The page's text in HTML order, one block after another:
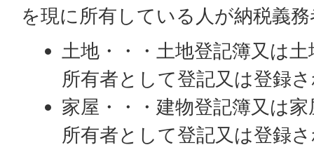
を現に所有している人が納税義
土地・・・土地登記簿又は
所有者として登記又は登録
家屋・・・建物登記簿又は
所有者として登記又は登録